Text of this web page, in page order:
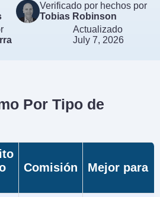
Verificado por hechos por
Tobias Robinson
Actualizado
July 7, 2026
Por Tipo de
Comisión Mejor para